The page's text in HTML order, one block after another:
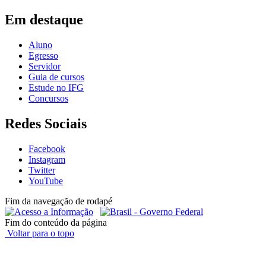
Em destaque
Aluno
Egresso
Servidor
Guia de cursos
Estude no IFG
Concursos
Redes Sociais
Facebook
Instagram
Twitter
YouTube
Fim da navegação de rodapé
Fim do conteúdo da página
Voltar para o topo